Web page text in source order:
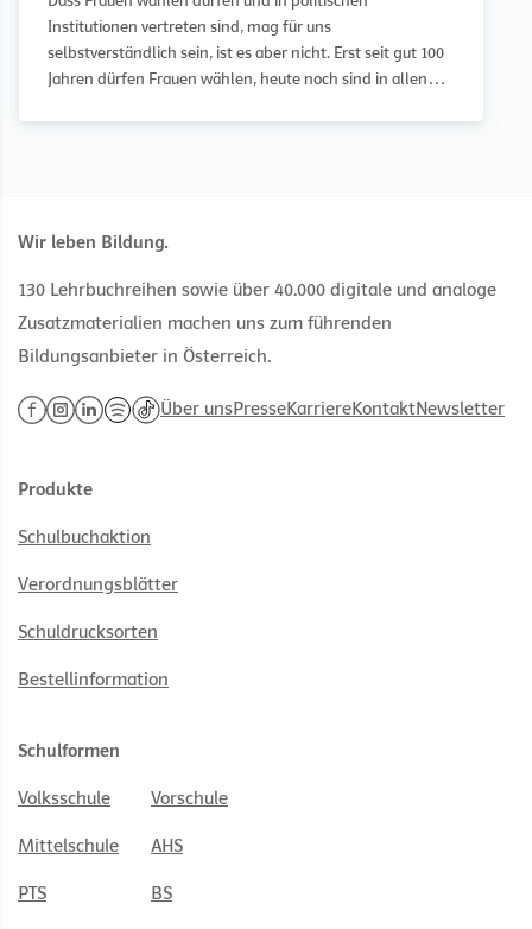
Institutionen vertreten sind, mag für uns
selbstverständlich sein, ist es aber nicht. Erst seit gut 100
Jahren dürfen Frauen wählen, heute noch sind in allen
Wir leben Bildung.
130 Lehrbuchreihen sowie über 40.000 digitale und analoge
Zusatzmaterialien machen uns zum führenden
Bildungsanbieter in Österreich.
Über unsPresseKarriereKontaktNewsletter
Produkte
Schulbuchaktion
Verordnungsblätter
Schuldrucksorten
Bestellinformation
Schulformen
Volksschule Vorschule
Mittelschule AHS
PTS BS